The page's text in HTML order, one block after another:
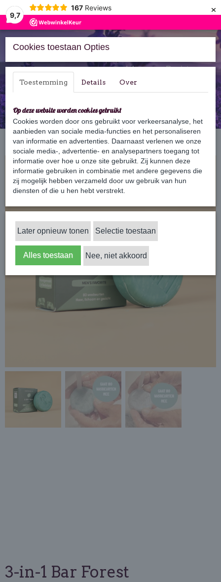
9,7
167 Reviews ×
Inloggen Registreren
Home › Bars › 3-in-1 Bars Mannen › 3-in-1 Bar Forest
3-in-1 Bar Forest
Cookies toestaan Opties
Toestemming Details Over
Op deze website worden cookies gebruikt
Cookies worden door ons gebruikt voor verkeersanalyse, het
aanbieden van sociale media-functies en het personaliseren
van informatie en advertenties. Daarnaast verlenen we onze
sociale media-, advertentie- en analysepartners toegang tot
informatie over hoe u onze site gebruikt. Zij kunnen deze
informatie gebruiken in combinatie met andere gegevens die
zij mogelijk hebben verzameld door uw gebruik van hun
diensten of die u hen hebt verstrekt.
Later opnieuw tonen Selectie toestaan
Alles toestaan Nee, niet akkoord